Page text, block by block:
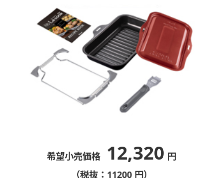
希望小売価格 12,320 円
（税抜：11200 円）